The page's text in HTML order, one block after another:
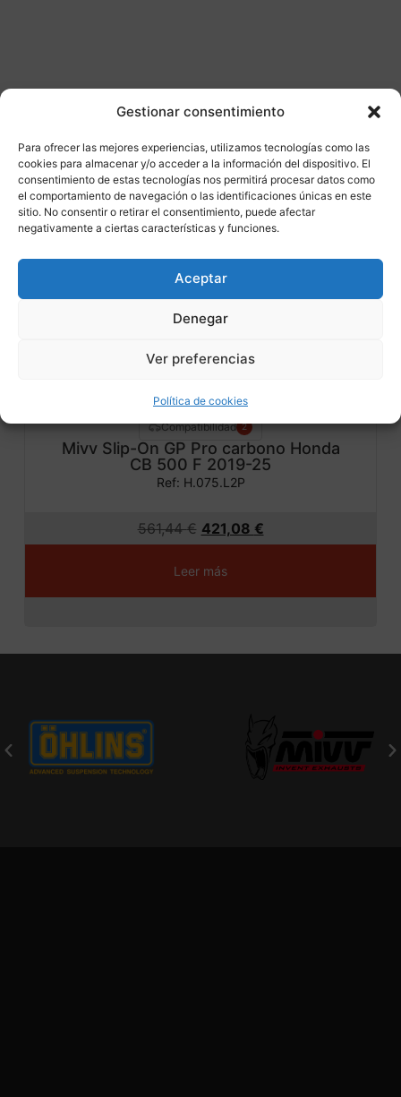
Gestionar consentimiento
Para ofrecer las mejores experiencias, utilizamos tecnologías como las
cookies para almacenar y/o acceder a la información del dispositivo. El
consentimiento de estas tecnologías nos permitirá procesar datos como
el comportamiento de navegación o las identificaciones únicas en este
sitio. No consentir o retirar el consentimiento, puede afectar
negativamente a ciertas características y funciones.
Aceptar
Denegar
Ver preferencias
Política de cookies
Otros productos
CONSULTAR DISPONIBILIDAD
Compatibilidad 2
Mivv Slip-On GP Pro carbono Honda
CB 500 F 2019-25
Ref: H.075.L2P
561,44€ 421,08 €
Leer más